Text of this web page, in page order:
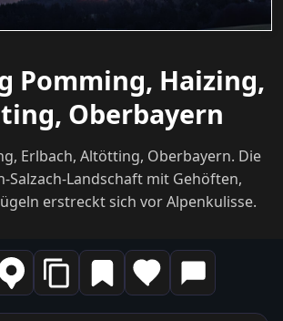
Pomming, Haizing,
Oberbayern
Erlbach, Altötting, Oberbayern. Die
Salzach-Landschaft mit Gehöften,
erstreckt sich vor Alpenkulisse.